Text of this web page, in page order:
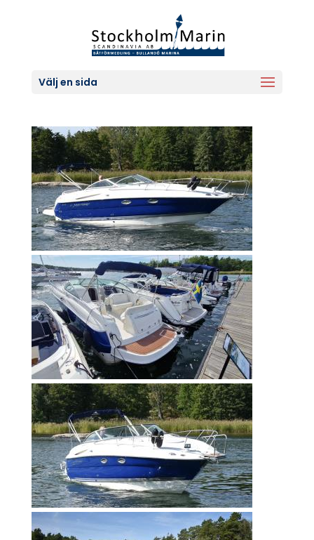
Välj en sida